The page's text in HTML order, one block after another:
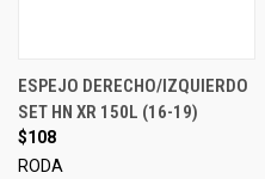
ESPEJO DERECHO/IZQUIERDO
SET HN XR 150L (16-19)
$108
RODA